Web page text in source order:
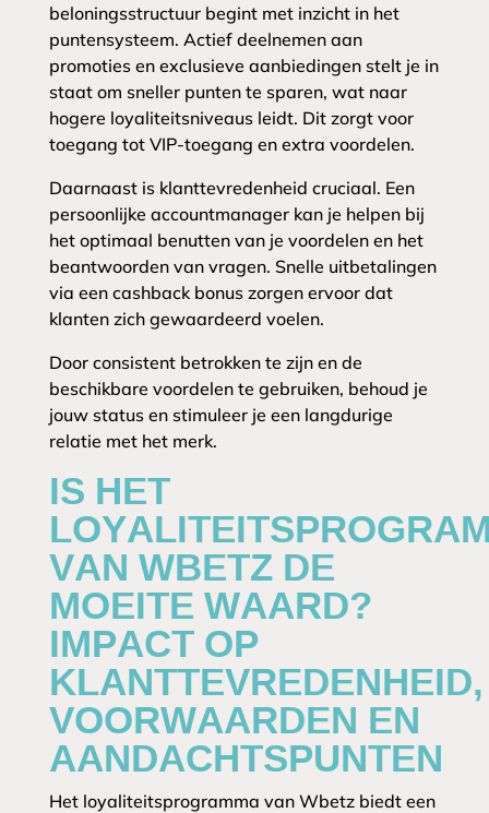
beloningsstructuur begint met inzicht in het
puntensysteem. Actief deelnemen aan
promoties en exclusieve aanbiedingen stelt je in
staat om sneller punten te sparen, wat naar
hogere loyaliteitsniveaus leidt. Dit zorgt voor
toegang tot VIP-toegang en extra voordelen.
Daarnaast is klanttevredenheid cruciaal. Een
persoonlijke accountmanager kan je helpen bij
het optimaal benutten van je voordelen en het
beantwoorden van vragen. Snelle uitbetalingen
via een cashback bonus zorgen ervoor dat
klanten zich gewaardeerd voelen.
Door consistent betrokken te zijn en de
beschikbare voordelen te gebruiken, behoud je
jouw status en stimuleer je een langdurige
relatie met het merk.
IS HET
VAN WBETZ DE
MOEITE WAARD?
IMPACT OP
KLANTTEVREDENHEID,
VOORWAARDEN EN
AANDACHTSPUNTEN
Het loyaliteitsprogramma van Wbetz biedt een